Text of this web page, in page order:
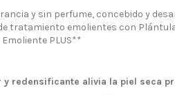
y sin perfume, concebido y
tratamiento emolientes con
PLUS**
redensificante alivia la piel seca